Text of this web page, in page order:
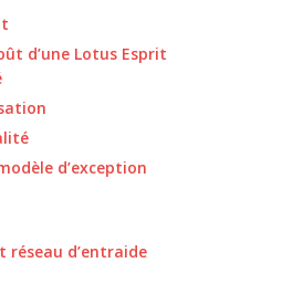
d’une Lotus Esprit
d’exception
réseau d’entraide